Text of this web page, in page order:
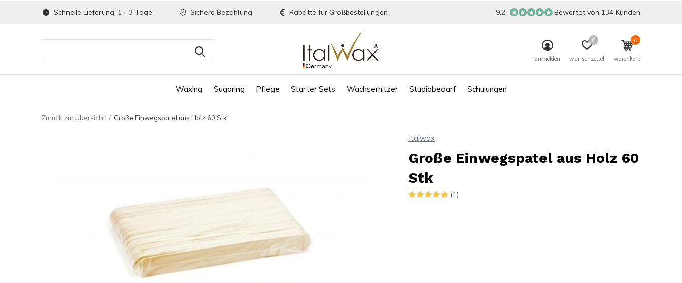
Waxing Sugaring Pflege Starter Sets Wachserhitzer Studiobedarf Schulungen
anmelden wunschzettel
0
warenkorb
0
Schnelle Lieferung: 1 - 3 Tage Sichere Bezahlung Rabatte für Großbestellungen 9.2 Bewertet von 134 Kunden
Zurück zur Übersicht Große Einwegspatel aus Holz 60 Stk
Italwax
Große Einwegspatel aus Holz 60
Stk
(1)